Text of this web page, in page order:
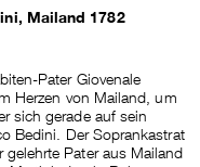
Mailand 1782
Pater Giovenale
Herzen von Mailand, um
sich gerade auf sein
Bedini. Der Soprankastrat
Pater aus Mailand